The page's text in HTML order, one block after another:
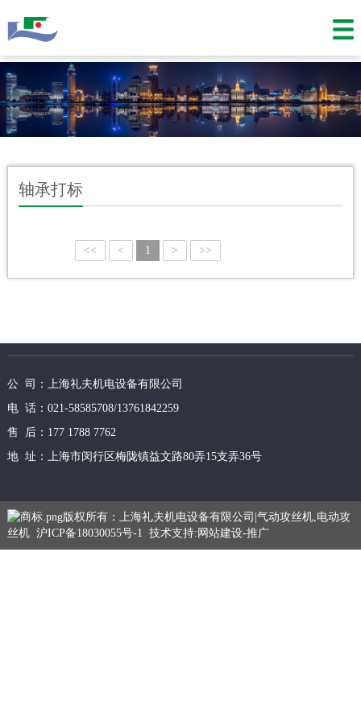
轴承打标
<< < 1 > >>
公 司：上海礼夫机电设备有限公司
电 话：021-58585708/13761842259
售 后：177 1788 7762
地 址：上海市闵行区梅陇镇益文路80弄15支弄36号
版权所有：上海礼夫机电设备有限公司|气动攻丝机,电动攻
丝机 沪ICP备18030055号-1 技术支持: 网站建设-推广